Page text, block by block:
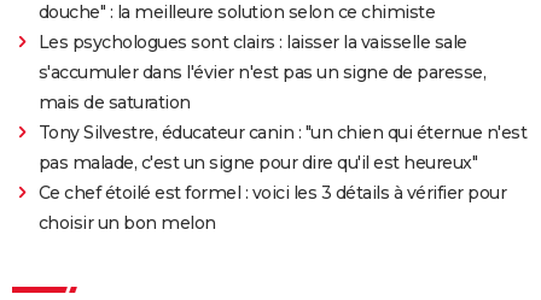
douche" : la meilleure solution selon ce chimiste
Les psychologues sont clairs : laisser la vaisselle sale
s'accumuler dans l'évier n'est pas un signe de paresse,
mais de saturation
Tony Silvestre, éducateur canin : "un chien qui éternue n'est
pas malade, c'est un signe pour dire qu'il est heureux"
Ce chef étoilé est formel : voici les 3 détails à vérifier pour
choisir un bon melon